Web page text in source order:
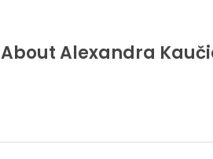
AboutAlexandra